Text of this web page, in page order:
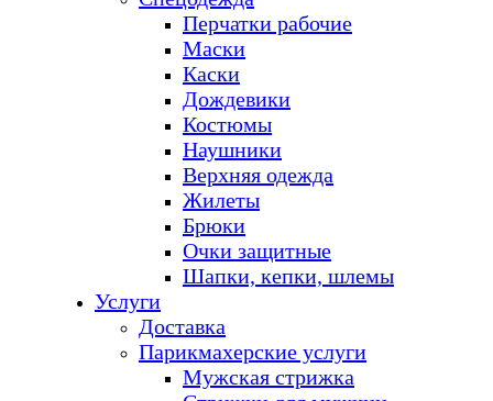
Перчатки рабочие
Маски
Каски
Дождевики
Костюмы
Наушники
Верхняя одежда
Жилеты
Брюки
Очки защитные
Шапки, кепки, шлемы
Услуги
Доставка
Парикмахерские услуги
Мужская стрижка